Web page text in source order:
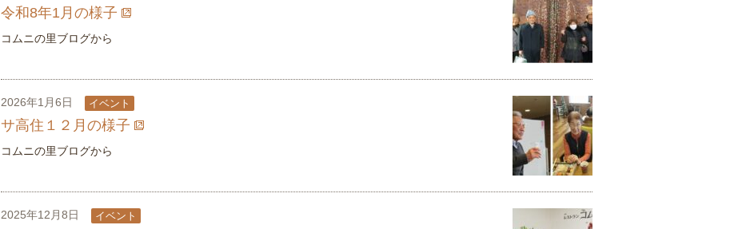
令和8年1月の様子
コムニの里ブログから
2026年1月6日 イベント
サ高住１２月の様子
コムニの里ブログから
2025年12月8日 イベント